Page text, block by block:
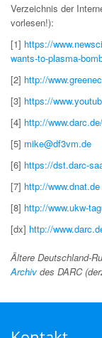
Verzeichnis der
vorlesen!):
[1] https://
wants-to-plasma-
[2] http://
[3] https://
[4] http://
[5] mike@df3vm.de
[6] https://dst.darc-
[7] http://www.dnat.de
[8] http://www.ukw-
[dx] http://
Ältere Deutschland-
Archiv des DARC